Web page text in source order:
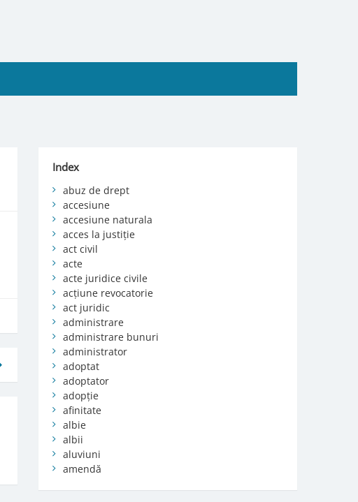
Index
abuz de drept
accesiune
accesiune naturala
acces la justiție
act civil
acte
acte juridice civile
acțiune revocatorie
act juridic
administrare
administrare bunuri
administrator
adoptat
adoptator
adopție
afinitate
albie
albii
aluviuni
amendă